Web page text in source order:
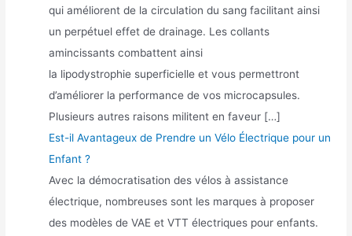
qui améliorent de la circulation du sang facilitant ainsi
un perpétuel effet de drainage. Les collants
amincissants combattent ainsi
la lipodystrophie superficielle et vous permettront
d’améliorer la performance de vos microcapsules.
Plusieurs autres raisons militent en faveur […]
Est-il Avantageux de Prendre un Vélo Électrique pour un
Enfant ?
Avec la démocratisation des vélos à assistance
électrique, nombreuses sont les marques à proposer
des modèles de VAE et VTT électriques pour enfants.